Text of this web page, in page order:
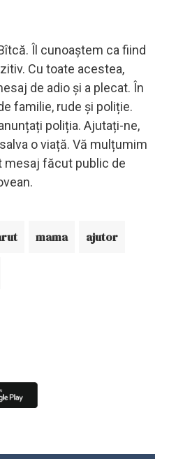
Îl cunoaștem ca fiind
Cu toate acestea,
de adio și a plecat. În
familie, rude și poliție.
poliția. Ajutați-ne,
o viață. Vă mulțumim
mesaj făcut public de
mama ajutor